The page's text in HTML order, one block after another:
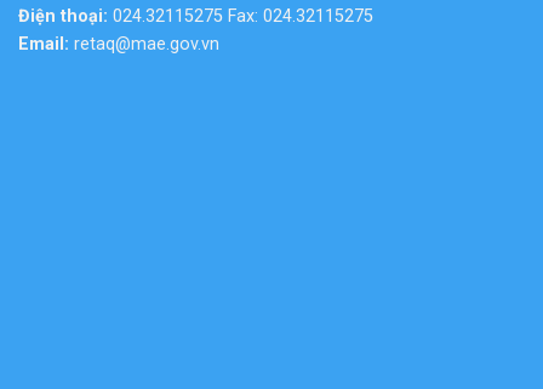
Điện thoại: 024.32115275 Fax: 024.32115275
Email: retaq@mae.gov.vn